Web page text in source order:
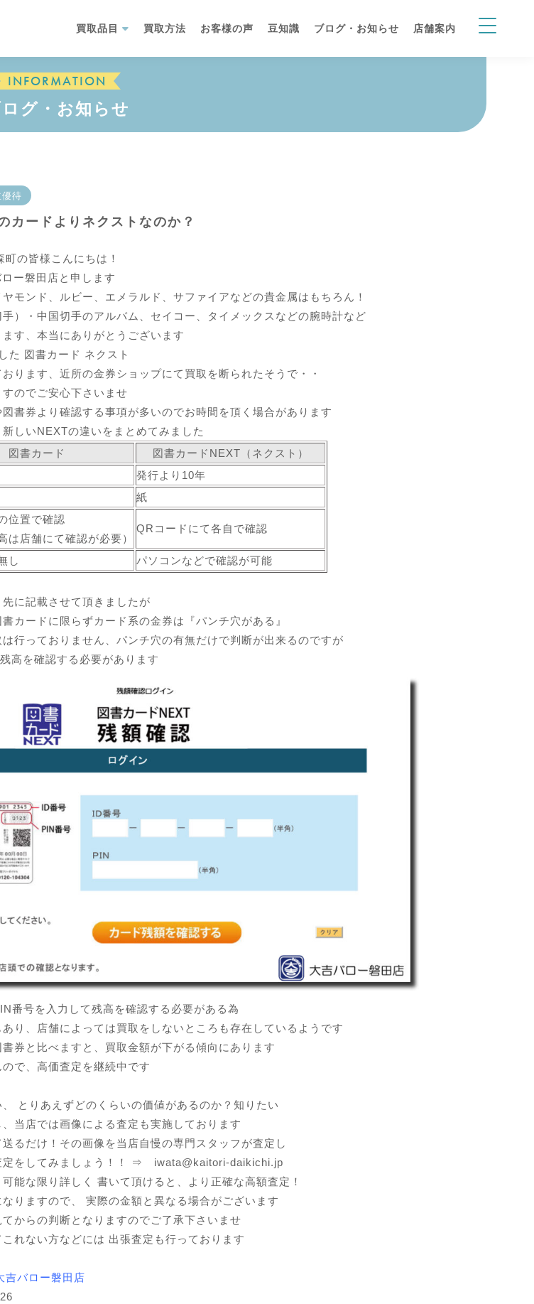
買取品目 買取方法 お客様の声 豆知識 ブログ・お知らせ 店舗案内
INFORMATION
グ・お知らせ
待
カードよりネクストなのか？
の皆様こんにちは！
ー磐田店と申します
モンド、ルビー、エメラルド、サファイアなどの貴金属はもちろん！
）・中国切手のアルバム、セイコー、タイメックスなどの腕時計など
す、本当にありがとうございます
た 図書カード ネクスト
ります、近所の金券ショップにて買取を断られたそうで・・
のでご安心下さいませ
書券より確認する事項が多いのでお時間を頂く場合があります
しいNEXTの違いをまとめてみました
図書カード
図書カードNEXT（ネクスト）
発行より10年
紙
位置で確認
は店舗にて確認が必要）
QRコードにて各自で確認
し パソコンなどで確認が可能
先に記載させて頂きましたが
カードに限らずカード系の金券は『パンチ穴がある』
行っておりません、パンチ穴の有無だけで判断が出来るのですが
高を確認する必要があります
番号を入力して残高を確認する必要がある為
り、店舗によっては買取をしないところも存在しているようです
券と比べますと、買取金額が下がる傾向にあります
で、高価査定を継続中です
とりあえずどのくらいの価値があるのか？知りたい
当店では画像による査定も実施しております
るだけ！その画像を当店自慢の専門スタッフが査定し
定をしてみましょう！！ ⇒ iwata@kaitori-daikichi.jp
能な限り詳しく 書いて頂けると、より正確な高額査定！
りますので、 実際の金額と異なる場合がございます
からの判断となりますのでご了承下さいませ
れない方などには 出張査定も行っております
吉バロー磐田店